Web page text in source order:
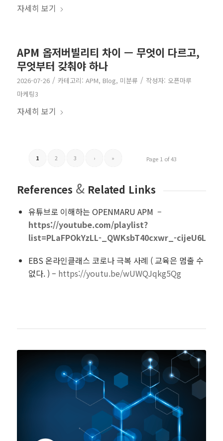
자세히 보기
APM 옵저버빌리티 차이 — 무엇이 다르고,
무엇부터 갖춰야 하나
2026-07-26 / 카테고리: APM, Blog, 미분류 / 작성자: 오픈마루
마케팅3
자세히 보기
Page 1 of 43
1 2 3 › »
References &Related Links
유튜브로 이해하는 OPENMARU APM –
https://youtube.com/playlist?
list=PLaFPOkYzLL-_QWKsbT40cxwr_-cijeU6L
EBS 온라인클래스 코로나 극복 사례 ( 교육은 멈출 수
없다. ) – https://youtu.be/wUWQJqkg5Qg